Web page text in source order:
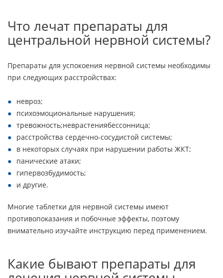
Что лечат препараты для
центральной нервной системы?
Препараты для успокоения нервной системы необходимы
при следующих расстройствах:
невроз;
психоэмоциональные нарушения;
тревожность;неврастениябессонница;
расстройства сердечно-сосудистой системы;
в некоторых случаях при нарушении работы ЖКТ;
панические атаки;
гипервозбудимость;
и другие.
Многие таблетки для нервной системы имеют
противопоказания и побочные эффекты, поэтому
внимательно изучайте инструкцию перед применением.
Какие бывают препараты для